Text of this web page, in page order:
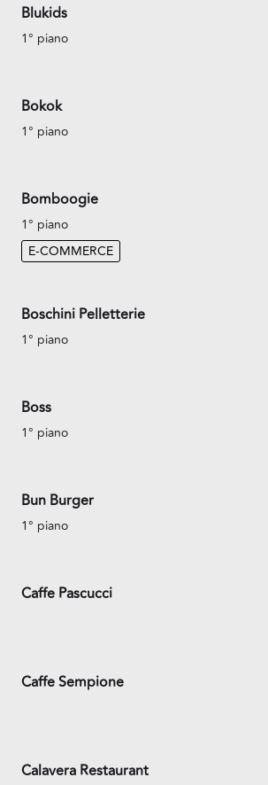
Blukids
1° piano
Bokok
1° piano
Bomboogie
1° piano
E-COMMERCE
Boschini Pelletterie
1° piano
Boss
1° piano
Bun Burger
1° piano
Caffe Pascucci
Caffe Sempione
Calavera Restaurant